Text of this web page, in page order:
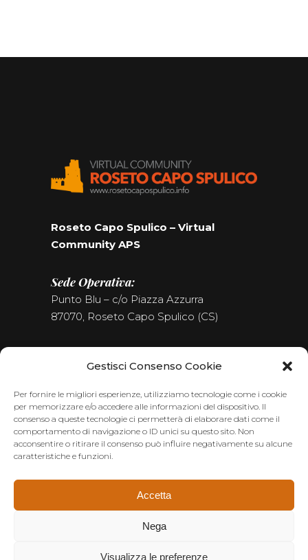
Gestisci Consenso Cookie
Per fornire le migliori esperienze, utilizziamo tecnologie come i cookie
per memorizzare e/o accedere alle informazioni del dispositivo. Il
consenso a queste tecnologie ci permetterà di elaborare dati come il
comportamento di navigazione o ID unici su questo sito. Non
acconsentire o ritirare il consenso può influire negativamente su alcune
caratteristiche e funzioni.
Accetta
Nega
Visualizza le preferenze
Roseto Capo Spulico – Virtual
Community APS
Sede Operativa:
Punto Blu – c/o Piazza Azzurra
87070, Roseto Capo Spulico (CS)
Seguici sui Social